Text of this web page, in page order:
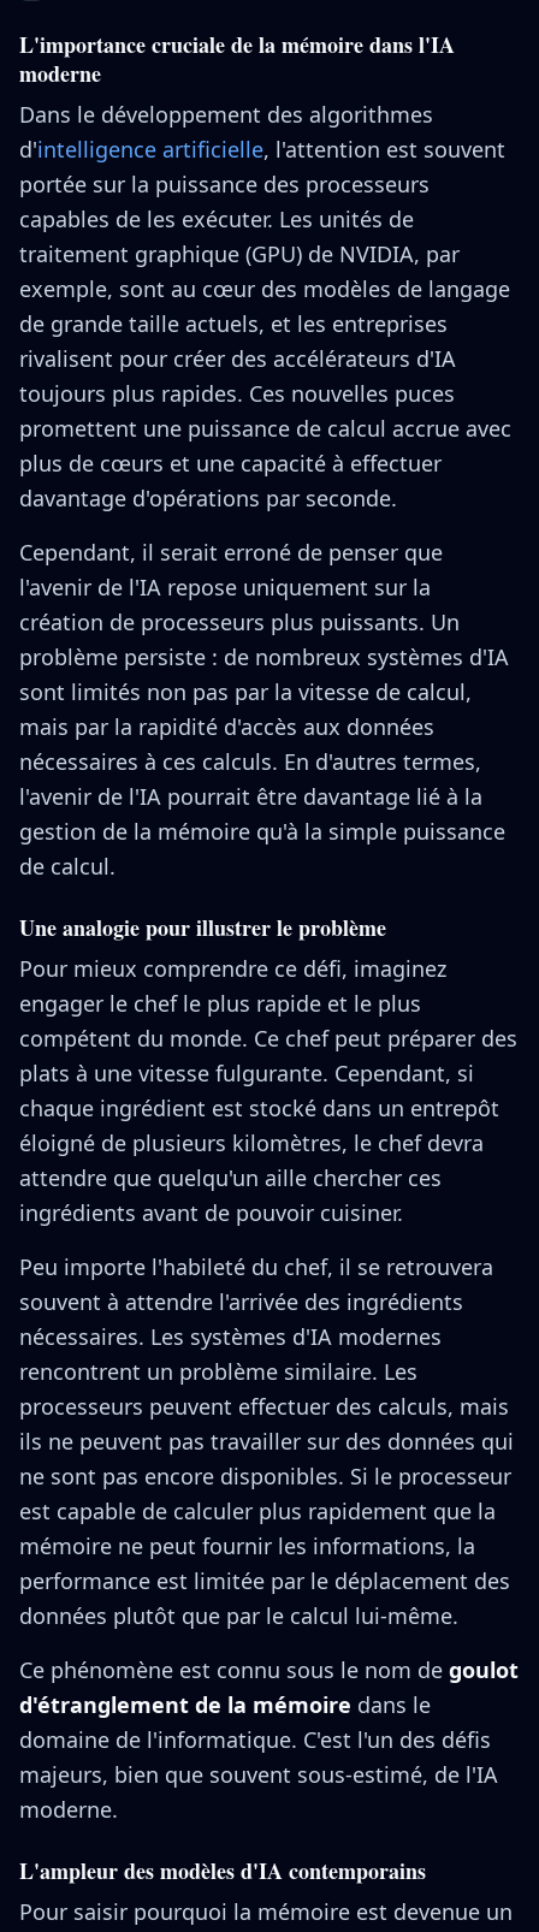
L'importance cruciale de la mémoire dans l'IA
moderne
Dans le développement des algorithmes
d'intelligence artificielle, l'attention est souvent
portée sur la puissance des processeurs
capables de les exécuter. Les unités de
traitement graphique (GPU) de NVIDIA, par
exemple, sont au cœur des modèles de langage
de grande taille actuels, et les entreprises
rivalisent pour créer des accélérateurs d'IA
toujours plus rapides. Ces nouvelles puces
promettent une puissance de calcul accrue avec
plus de cœurs et une capacité à effectuer
davantage d'opérations par seconde.
Cependant, il serait erroné de penser que
l'avenir de l'IA repose uniquement sur la
création de processeurs plus puissants. Un
problème persiste : de nombreux systèmes d'IA
sont limités non pas par la vitesse de calcul,
mais par la rapidité d'accès aux données
nécessaires à ces calculs. En d'autres termes,
l'avenir de l'IA pourrait être davantage lié à la
gestion de la mémoire qu'à la simple puissance
de calcul.
Une analogie pour illustrer le problème
Pour mieux comprendre ce défi, imaginez
engager le chef le plus rapide et le plus
compétent du monde. Ce chef peut préparer des
plats à une vitesse fulgurante. Cependant, si
chaque ingrédient est stocké dans un entrepôt
éloigné de plusieurs kilomètres, le chef devra
attendre que quelqu'un aille chercher ces
ingrédients avant de pouvoir cuisiner.
Peu importe l'habileté du chef, il se retrouvera
souvent à attendre l'arrivée des ingrédients
nécessaires. Les systèmes d'IA modernes
rencontrent un problème similaire. Les
processeurs peuvent effectuer des calculs, mais
ils ne peuvent pas travailler sur des données qui
ne sont pas encore disponibles. Si le processeur
est capable de calculer plus rapidement que la
mémoire ne peut fournir les informations, la
performance est limitée par le déplacement des
données plutôt que par le calcul lui-même.
Ce phénomène est connu sous le nom de goulot
d'étranglement de la mémoire dans le
domaine de l'informatique. C'est l'un des défis
majeurs, bien que souvent sous-estimé, de l'IA
moderne.
L'ampleur des modèles d'IA contemporains
Pour saisir pourquoi la mémoire est devenue un